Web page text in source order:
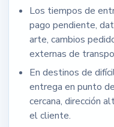
Los tiempos de
pago pendiente,
arte, cambios
externas de
En destinos de
entrega en punto
cercana, dirección
el cliente.